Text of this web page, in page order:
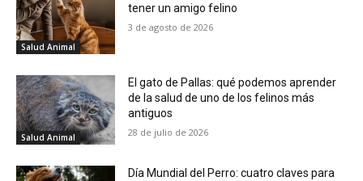
Salud Animal
tener un amigo felino
3 de agosto de 2026
Salud Animal
El gato de Pallas: qué podemos aprender
de la salud de uno de los felinos más
antiguos
28 de julio de 2026
Día Mundial del Perro: cuatro claves para